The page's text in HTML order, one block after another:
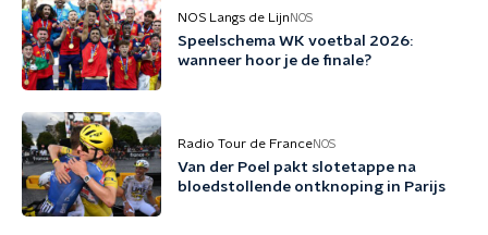
NOS Langs de Lijn NOS
Speelschema WK voetbal 2026:
wanneer hoor je de finale?
Radio Tour de FranceNOS
Van der Poel pakt slotetappe na
bloedstollende ontknoping in Parijs